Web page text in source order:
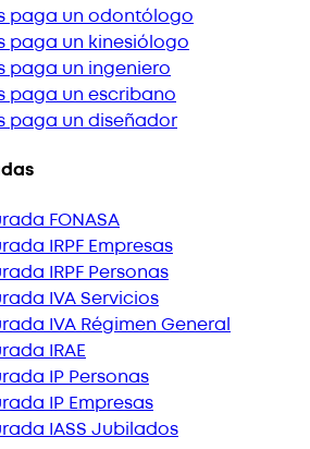
paga un odontólogo
paga un kinesiólogo
paga un ingeniero
paga un escribano
paga un diseñador
FONASA
IRPF Empresas
IRPF Personas
IVA Servicios
IVA Régimen General
IRAE
IP Personas
IP Empresas
IASS Jubilados